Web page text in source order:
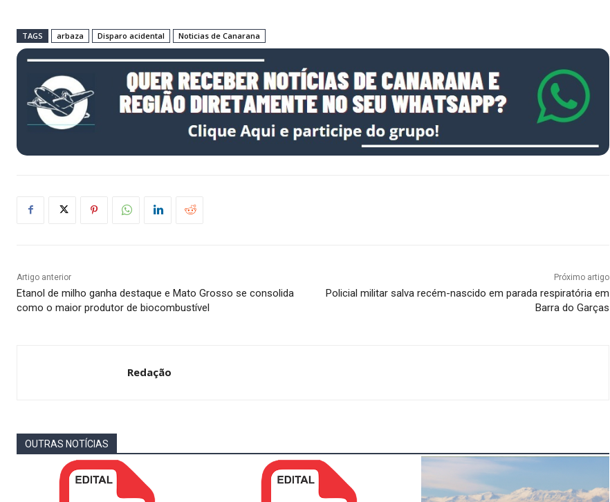
TAGS arbaza Disparo acidental Noticias de Canarana
Artigo anterior
Etanol de milho ganha destaque e Mato Grosso se consolida
como o maior produtor de biocombustível
Próximo artigo
Policial militar salva recém-nascido em parada respiratória em
Barra do Garças
Redação
OUTRAS NOTÍCIAS